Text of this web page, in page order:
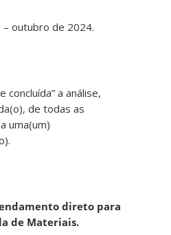
– outubro de 2024.
concluída” a análise,
de todas as
uma(um)
direto para
de Materiais.